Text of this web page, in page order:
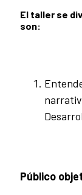
El taller se
son:
Público